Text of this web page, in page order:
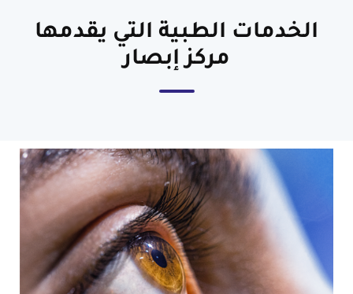
الخدمات الطبية التي يقدمها
مركز إبصار